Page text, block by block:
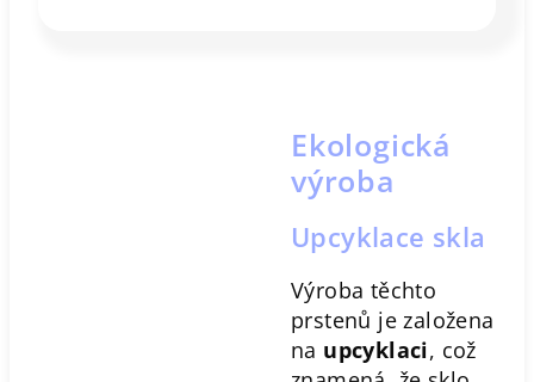
Ekologická
výroba
Upcyklace skla
Výroba těchto
prstenů je založena
na upcyklaci, což